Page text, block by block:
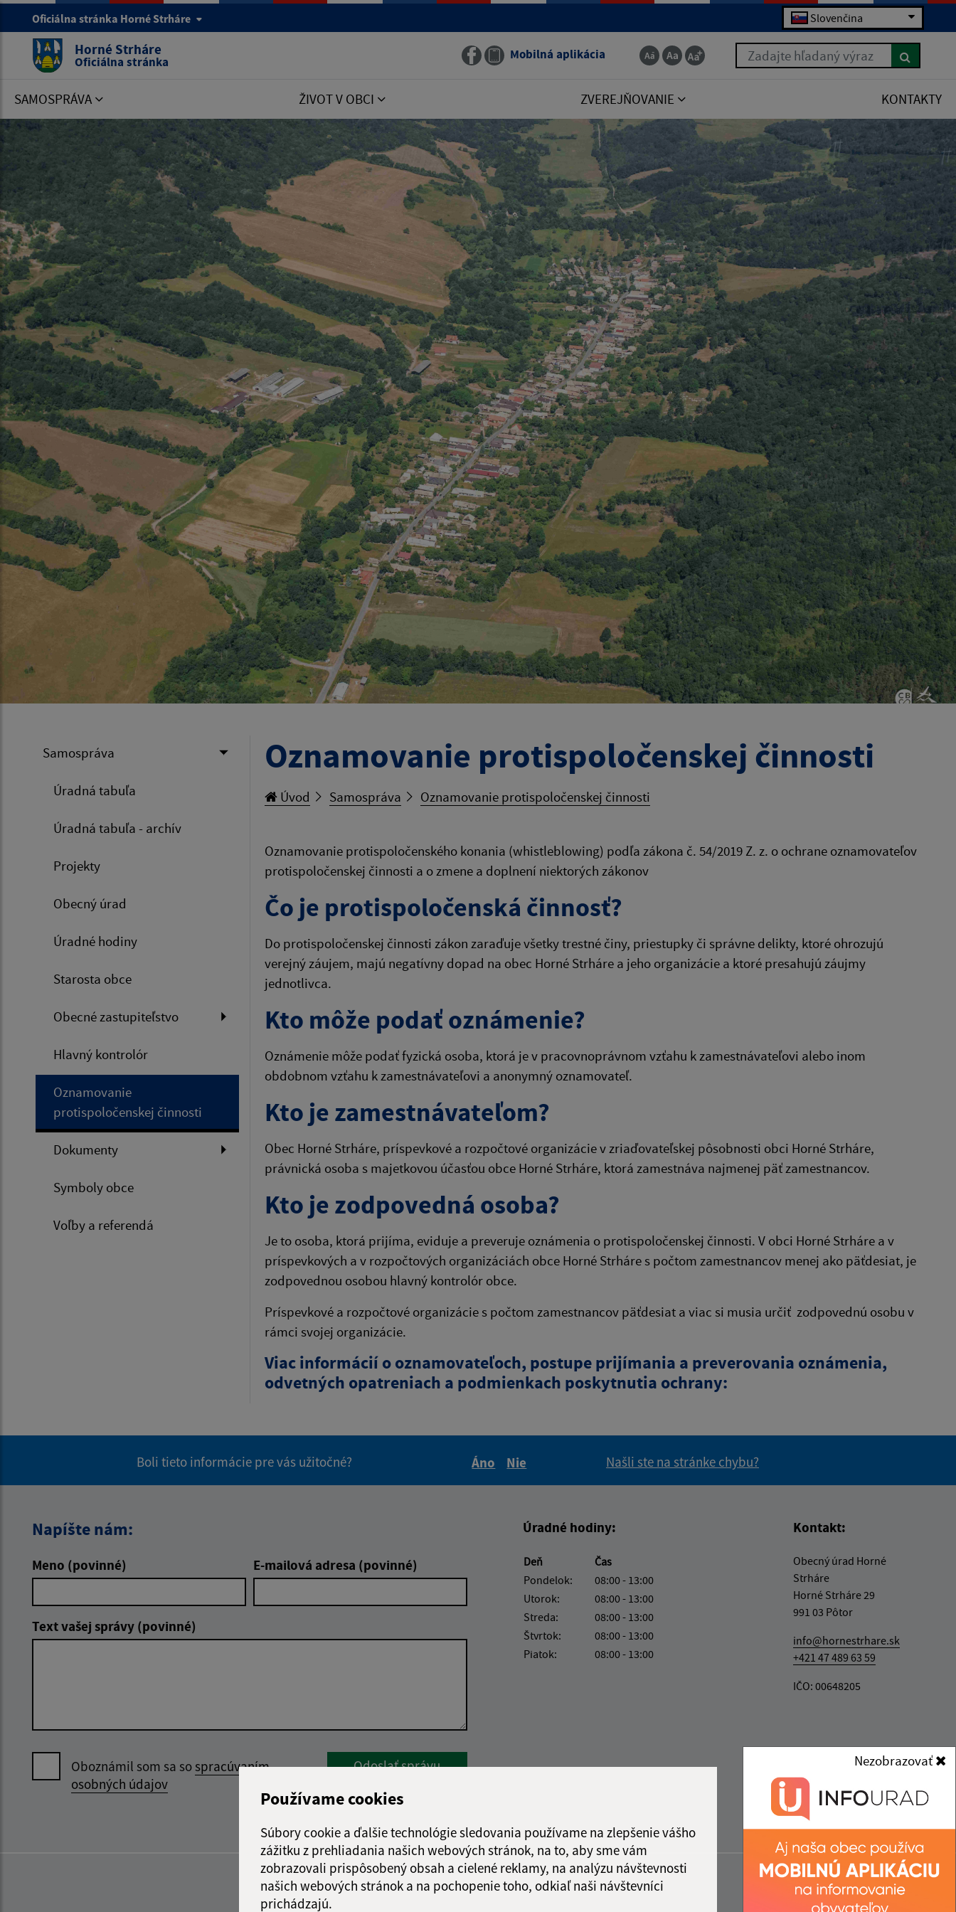
Používame cookies
Súbory cookie a ďalšie technológie sledovania používame na zlepšenie vášho
zážitku z prehliadania našich webových stránok, na to, aby sme vám
zobrazovali prispôsobený obsah a cielené reklamy, na analýzu návštevnosti
našich webových stránok a na pochopenie toho, odkiaľ naši návštevníci
prichádzajú.
Nezobrazovať
Oficiálna stránka Horné Strháre Slovenčina
Horné Strháre
Oficiálna stránka Mobilná aplikácia Zadajte hľadaný výraz
SAMOSPRÁVA ŽIVOT V OBCI ZVEREJŇOVANIE KONTAKTY
Samospráva
Úradná tabuľa
Úradná tabuľa - archív
Projekty
Obecný úrad
Úradné hodiny
Starosta obce
Obecné zastupiteľstvo
Hlavný kontrolór
Oznamovanie
protispoločenskej činnosti
Dokumenty
Symboly obce
Voľby a referendá
Oznamovanie protispoločenskej činnosti
Úvod Samospráva Oznamovanie protispoločenskej činnosti
Oznamovanie protispoločenského konania (whistleblowing) podľa zákona č. 54/2019 Z. z. o ochrane oznamovateľov
protispoločenskej činnosti a o zmene a doplnení niektorých zákonov
Čo je protispoločenská činnosť?
Do protispoločenskej činnosti zákon zaraďuje všetky trestné činy, priestupky či správne delikty, ktoré ohrozujú
verejný záujem, majú negatívny dopad na obec Horné Strháre a jeho organizácie a ktoré presahujú záujmy
jednotlivca.
Kto môže podať oznámenie?
Oznámenie môže podať fyzická osoba, ktorá je v pracovnoprávnom vzťahu k zamestnávateľovi alebo inom
obdobnom vzťahu k zamestnávateľovi a anonymný oznamovateľ.
Kto je zamestnávateľom?
Obec Horné Strháre, príspevkové a rozpočtové organizácie v zriaďovateľskej pôsobnosti obci Horné Strháre,
právnická osoba s majetkovou účasťou obce Horné Strháre, ktorá zamestnáva najmenej päť zamestnancov.
Kto je zodpovedná osoba?
Je to osoba, ktorá prijíma, eviduje a preveruje oznámenia o protispoločenskej činnosti. V obci Horné Strháre a v
príspevkových a v rozpočtových organizáciách obce Horné Strháre s počtom zamestnancov menej ako päťdesiat, je
zodpovednou osobou hlavný kontrolór obce.
Príspevkové a rozpočtové organizácie s počtom zamestnancov päťdesiat a viac si musia určiť zodpovednú osobu v
rámci svojej organizácie.
Viac informácií o oznamovateľoch, postupe prijímania a preverovania oznámenia,
odvetných opatreniach a podmienkach poskytnutia ochrany:
Boli tieto informácie pre vás užitočné?
Áno
Nie
Našli ste na stránke chybu?
Napíšte nám:
Meno (povinné) E-mailová adresa (povinné)
Text vašej správy (povinné)
Oboznámil som sa sospracúvaním
osobných údajov
Google reCaptcha Response
Odoslať správu
Úradné hodiny:
Deň
Čas
Pondelok:
08:00 - 13:00
Utorok:
08:00 - 13:00
Streda:
08:00 - 13:00
Štvrtok:
08:00 - 13:00
Piatok:
08:00 - 13:00
Kontakt:
Obecný úrad Horné
Strháre
Horné Strháre 29
991 03 Pôtor
info@hornestrhare.sk
+421 47 489 63 59
IČO: 00648205